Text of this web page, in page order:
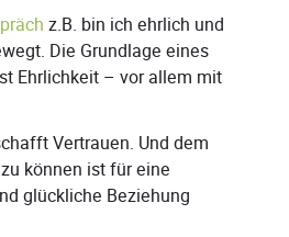
z.B. bin ich ehrlich und
Die Grundlage eines
Ehrlichkeit – vor allem mit
Vertrauen. Und dem
können ist für eine
glückliche Beziehung